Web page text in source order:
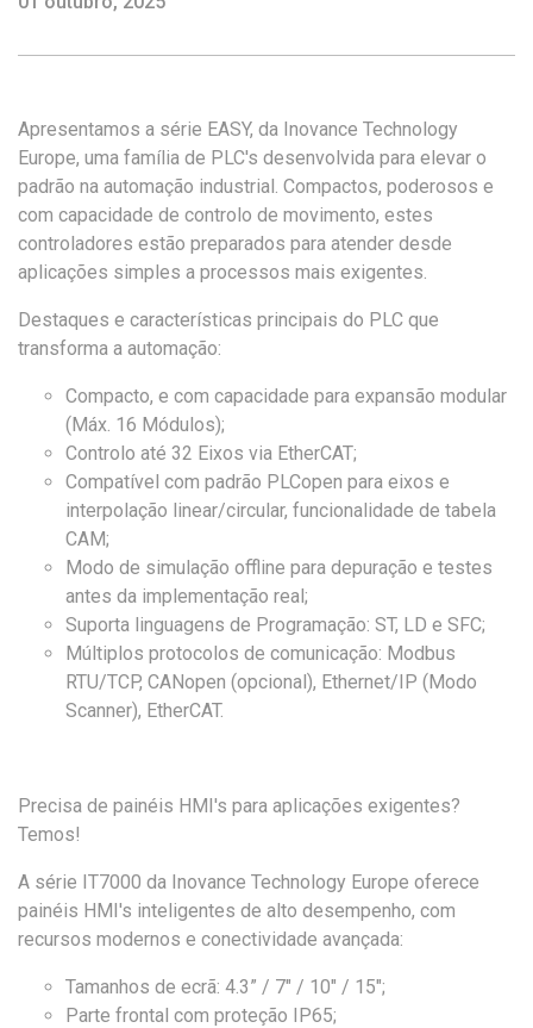
Apresentamos a série EASY, da Inovance Technology
Europe, uma família de PLC's desenvolvida para elevar o
padrão na automação industrial. Compactos, poderosos e
com capacidade de controlo de movimento, estes
controladores estão preparados para atender desde
aplicações simples a processos mais exigentes.
Destaques e características principais do PLC que
transforma a automação:
Compacto, e com capacidade para expansão modular
(Máx. 16 Módulos);
Controlo até 32 Eixos via EtherCAT;
Compatível com padrão PLCopen para eixos e
interpolação linear/circular, funcionalidade de tabela
CAM;
Modo de simulação offline para depuração e testes
antes da implementação real;
Suporta linguagens de Programação: ST, LD e SFC;
Múltiplos protocolos de comunicação: Modbus
RTU/TCP, CANopen (opcional), Ethernet/IP (Modo
Scanner), EtherCAT.
Precisa de painéis HMI's para aplicações exigentes?
Temos!
A série IT7000 da Inovance Technology Europe oferece
painéis HMI's inteligentes de alto desempenho, com
recursos modernos e conectividade avançada:
Tamanhos de ecrã: 4.3” / 7″ / 10″ / 15″;
Parte frontal com proteção IP65;